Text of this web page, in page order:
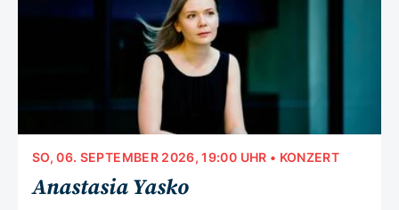
SO, 06. SEPTEMBER 2026, 19:00 UHR • KONZERT
Anastasia Yasko